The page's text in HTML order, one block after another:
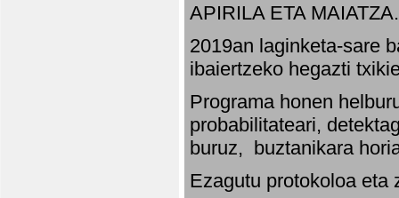
APIRILA ETA MAIATZA.
2019an laginketa-sare
ibaiertzeko hegazti
Programa honen
probabilitateari,
buruz, buztanikara
Ezagutu protokoloa eta